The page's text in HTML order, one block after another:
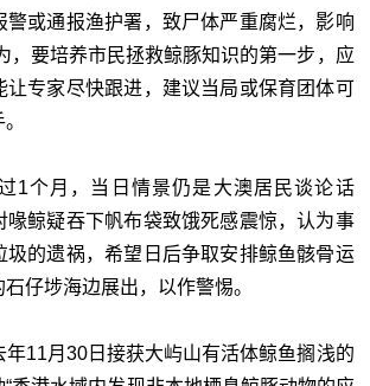
警或通报渔护署，致尸体严重腐烂，影响
，要培养市民拯救鲸豚知识的第一步，应
让专家尽快跟进，建议当局或保育团体可
1个月，当日情景仍是大澳居民谈论话
喙鲸疑吞下帆布袋致饿死感震惊，认为事
圾的遗祸，希望日后争取安排鲸鱼骸骨运
仔埗海边展出，以作警惕。
年11月30日接获大屿山有活体鲸鱼搁浅的